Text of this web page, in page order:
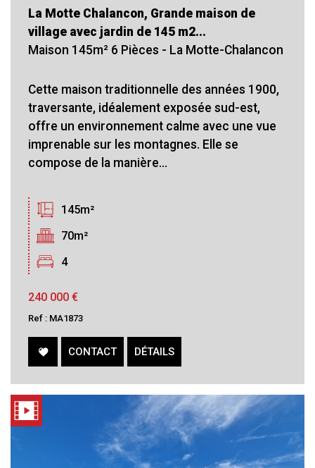
La Motte Chalancon, Grande maison de
village avec jardin de 145 m2...
Maison 145m² 6 Pièces - La Motte-Chalancon
Cette maison traditionnelle des années 1900,
traversante, idéalement exposée sud-est,
offre un environnement calme avec une vue
imprenable sur les montagnes. Elle se
compose de la manière...
145m²
70m²
4
240 000 €
Ref : MA1873
CONTACT DÉTAILS